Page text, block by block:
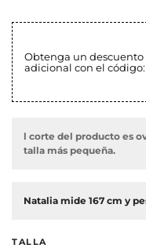
Obtenga un descuento
adicional con el código:
l corte del producto es
talla más pequeña.
Natalia mide 167 cm y
TALLA